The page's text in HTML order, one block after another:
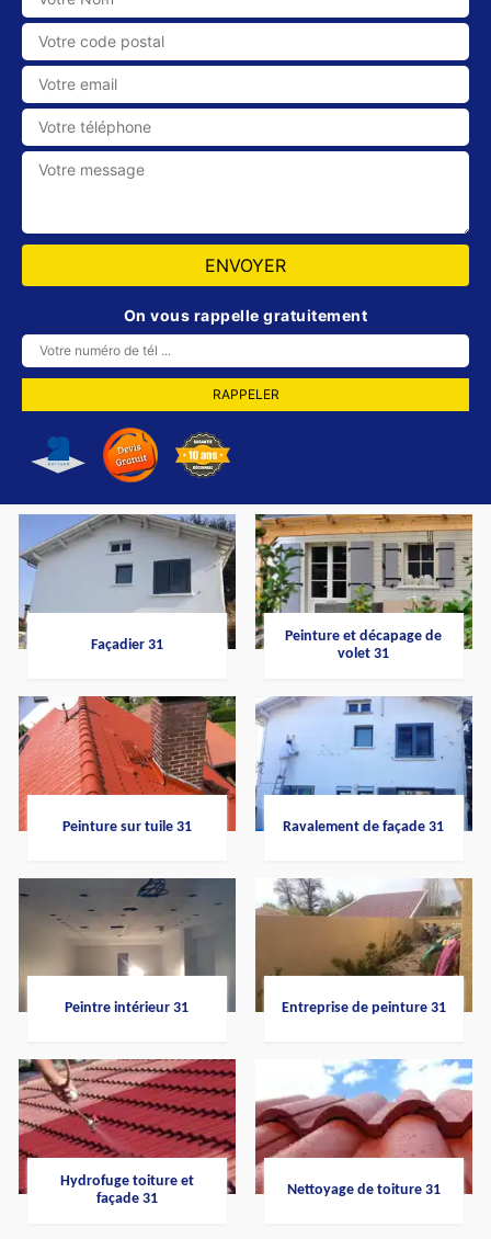
On vous rappelle gratuitement
Façadier 31
Peinture et décapage de
volet 31
Peinture sur tuile 31 Ravalement de façade 31
Peintre intérieur 31 Entreprise de peinture 31
Hydrofuge toiture et
façade 31
Nettoyage de toiture 31